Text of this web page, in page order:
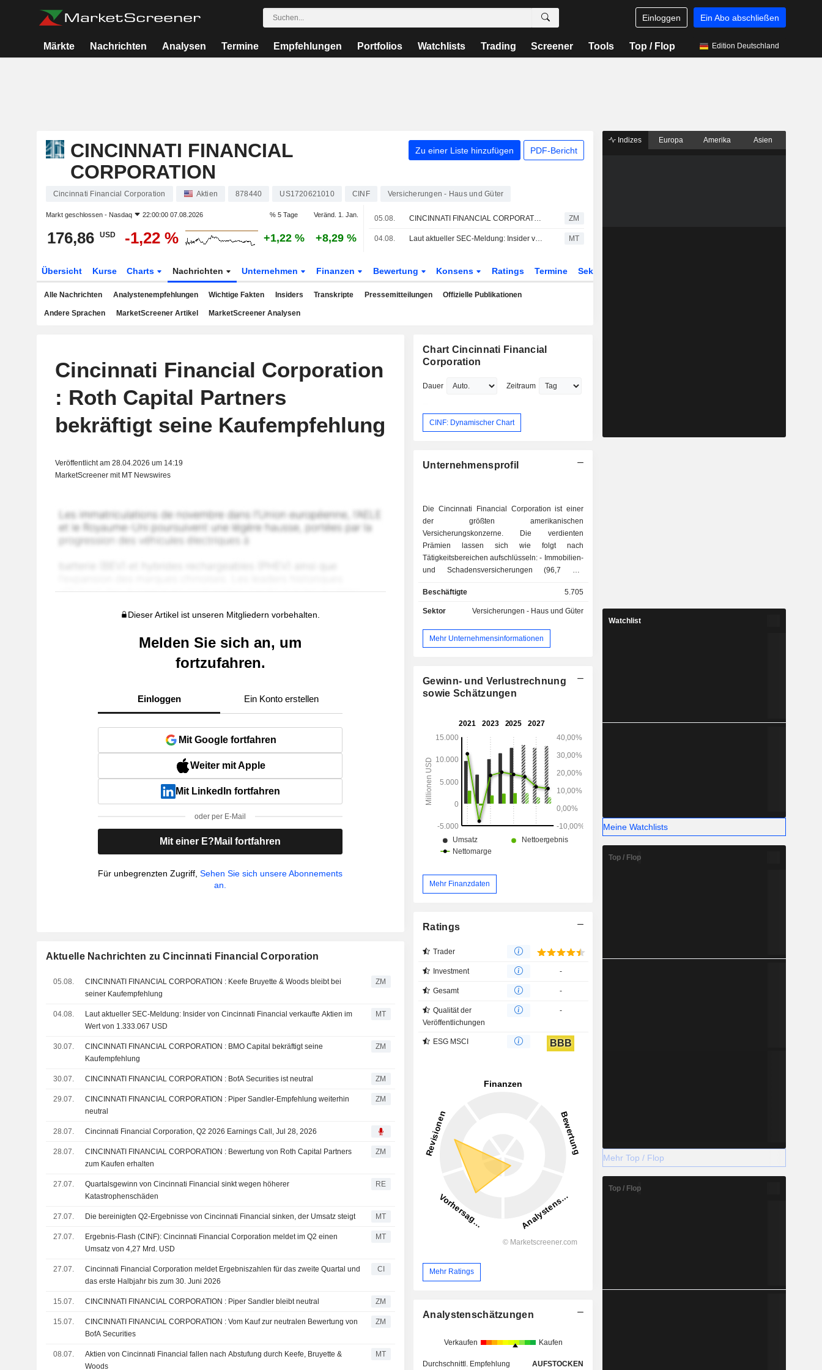
Einloggen Ein Abo abschließen
Märkte Nachrichten Analysen Termine Empfehlungen Portfolios Watchlists Trading Screener Tools Top / Flop Edition Deutschland
CINCINNATI FINANCIAL
CORPORATION
Zu einer Liste hinzufügen PDF-Bericht
Cincinnati Financial Corporation Aktien 878440 US1720621010 CINF Versicherungen - Haus und Güter
Markt geschlossen - Nasdaq 22:00:00 07.08.2026 % 5 Tage Veränd. 1. Jan.
176,86 USD -1,22 % +1,22 % +8,29 %
05.08. CINCINNATI FINANCIAL CORPORATION : Keefe Bruyette & Woods bleibt bei seiner Kaufempfehlung ZM
04.08. Laut aktueller SEC-Meldung: Insider von Cincinnati Financial verkaufte Aktien im Wert von 1.333.067 USD MT
Übersicht Kurse Charts Nachrichten Unternehmen Finanzen Bewertung Konsens Ratings Termine Sektor
Alle Nachrichten Analystenempfehlungen Wichtige Fakten Insiders Transkripte Pressemitteilungen Offizielle Publikationen
Andere Sprachen MarketScreener Artikel MarketScreener Analysen
Cincinnati Financial Corporation
: Roth Capital Partners
bekräftigt seine Kaufempfehlung
Veröffentlicht am 28.04.2026 um 14:19
MarketScreener mit MT Newswires
Dieser Artikel ist unseren Mitgliedern vorbehalten.
Melden Sie sich an, um
fortzufahren.
Einloggen Ein Konto erstellen
Mit Google fortfahren
Weiter mit Apple
Mit LinkedIn fortfahren
oder per E-Mail
Mit einer E?Mail fortfahren
Für unbegrenzten Zugriff,Sehen Sie sich unsere Abonnements
an.
Aktuelle Nachrichten zu Cincinnati Financial Corporation
05.08.
CINCINNATI FINANCIAL CORPORATION : Keefe Bruyette & Woods bleibt bei
seiner Kaufempfehlung
ZM
04.08.
Laut aktueller SEC-Meldung: Insider von Cincinnati Financial verkaufte Aktien im
Wert von 1.333.067 USD
MT
30.07.
CINCINNATI FINANCIAL CORPORATION : BMO Capital bekräftigt seine
Kaufempfehlung
ZM
30.07. CINCINNATI FINANCIAL CORPORATION : BofA Securities ist neutral ZM
29.07.
CINCINNATI FINANCIAL CORPORATION : Piper Sandler-Empfehlung weiterhin
neutral
ZM
28.07. Cincinnati Financial Corporation, Q2 2026 Earnings Call, Jul 28, 2026
28.07.
CINCINNATI FINANCIAL CORPORATION : Bewertung von Roth Capital Partners
zum Kaufen erhalten
ZM
27.07.
Quartalsgewinn von Cincinnati Financial sinkt wegen höherer
Katastrophenschäden
RE
27.07. Die bereinigten Q2-Ergebnisse von Cincinnati Financial sinken, der Umsatz steigt MT
27.07.
Ergebnis-Flash (CINF): Cincinnati Financial Corporation meldet im Q2 einen
Umsatz von 4,27 Mrd. USD
MT
27.07.
Cincinnati Financial Corporation meldet Ergebniszahlen für das zweite Quartal und
das erste Halbjahr bis zum 30. Juni 2026
CI
15.07. CINCINNATI FINANCIAL CORPORATION : Piper Sandler bleibt neutral ZM
15.07.
CINCINNATI FINANCIAL CORPORATION : Vom Kauf zur neutralen Bewertung von
BofA Securities
ZM
08.07.
Aktien von Cincinnati Financial fallen nach Abstufung durch Keefe, Bruyette &
Woods
MT
Chart Cincinnati Financial
Corporation
Dauer Zeitraum
CINF: Dynamischer Chart
Unternehmensprofil
Die Cincinnati Financial Corporation ist einer
der größten amerikanischen
Versicherungskonzerne. Die verdienten
Prämien lassen sich wie folgt nach
Tätigkeitsbereichen aufschlüsseln: - Immobilien-
und Schadensversicherungen (96,7 %):
usw.; - Lebensversicherung (3,3 %). Der
Konzern bietet außerdem
Versicherung, Finanzierung und Leasing sowie
Vermögensverwaltung für Vermögenswerte an.
Beschäftigte 5.705
Sektor Versicherungen - Haus und Güter
Mehr Unternehmensinformationen
Gewinn- und Verlustrechnung
sowie Schätzungen
Mehr Finanzdaten
Ratings
Trader
Investment -
Gesamt -
Qualität der
Veröffentlichungen
-
ESG MSCI BBB
Mehr Ratings
Analystenschätzungen
Verkaufen Kaufen
Durchschnittl. Empfehlung AUFSTOCKEN
Indizes Europa Amerika Asien
Watchlist
Meine Watchlists
Top / Flop
Mehr Top / Flop
Top / Flop